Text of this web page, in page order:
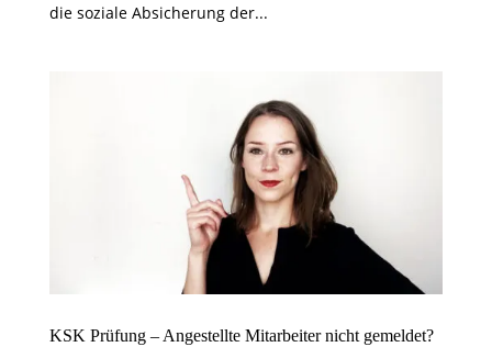
die soziale Absicherung der...
KSK Prüfung – Angestellte Mitarbeiter nicht gemeldet?